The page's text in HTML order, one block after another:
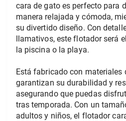
cara de gato es perfecto para
manera relajada y cómoda,
su divertido diseño. Con
llamativos, este flotador será
la piscina o la playa.
Está fabricado con materiales
garantizan su durabilidad y
asegurando que puedas
tras temporada. Con un
adultos y niños, el flotador